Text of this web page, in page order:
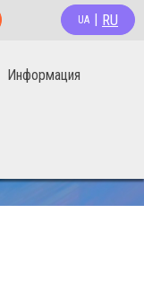
UA RU
Информация